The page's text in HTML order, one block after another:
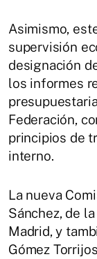
Asimismo,
supervisión
designación
los informes
Federación,
principios de
interno.
La nueva
Sánchez, de
Madrid, y
Gómez